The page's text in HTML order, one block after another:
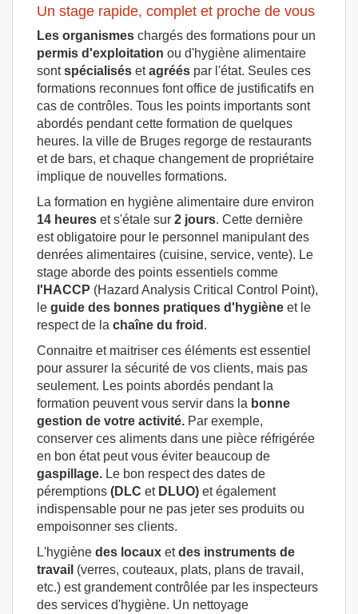
Un stage rapide, complet et proche de vous
Les organismes chargés des formations pour un
permis d'exploitation ou d'hygiène alimentaire
sontspécialisés etagréés par l'état. Seules ces
formations reconnues font office de justificatifs en
cas de contrôles. Tous les points importants sont
abordés pendant cette formation de quelques
heures. la ville de Bruges regorge de restaurants
et de bars, et chaque changement de propriétaire
implique de nouvelles formations.
La formation en hygiène alimentaire dure environ
14 heures et s'étale sur 2 jours. Cette dernière
est obligatoire pour le personnel manipulant des
denrées alimentaires (cuisine, service, vente). Le
stage aborde des points essentiels comme
l'HACCP (Hazard Analysis Critical Control Point),
le guide des bonnes pratiques d'hygiène et le
respect de la chaîne du froid .
Connaitre et maitriser ces éléments est essentiel
pour assurer la sécurité de vos clients, mais pas
seulement. Les points abordés pendant la
formation peuvent vous servir dans la bonne
gestion de votre activité. Par exemple,
conserver ces aliments dans une pièce réfrigérée
en bon état peut vous éviter beaucoup de
gaspillage. Le bon respect des dates de
péremptions (DLC et DLUO) et également
indispensable pour ne pas jeter ses produits ou
empoisonner ses clients.
L'hygiène des locaux etdes instruments de
travail (verres, couteaux, plats, plans de travail,
etc.) est grandement contrôlée par les inspecteurs
des services d'hygiène. Un nettoyage